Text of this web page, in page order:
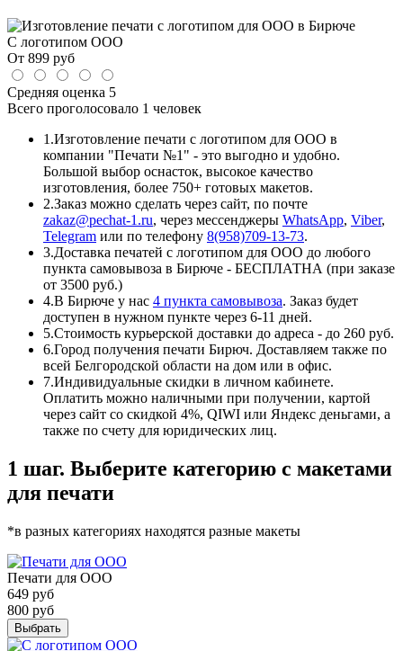
С логотипом ООО
От 899 руб
Средняя оценка 5
Всего проголосовало 1 человек
1.Изготовление печати с логотипом для ООО в
компании "Печати №1" - это выгодно и удобно.
Большой выбор оснасток, высокое качество
изготовления, более 750+ готовых макетов.
2.Заказ можно сделать через сайт, по почте
zakaz@pechat-1.ru, через мессенджеры WhatsApp, Viber,
Telegram или по телефону 8(958)709-13-73.
3.Доставка печатей с логотипом для ООО до любого
пункта самовывоза в Бирюче - БЕСПЛАТНА (при заказе
от 3500 руб.)
4.В Бирюче у нас 4 пункта самовывоза. Заказ будет
доступен в нужном пункте через 6-11 дней.
5.Стоимость курьерской доставки до адреса - до 260 руб.
6.Город получения печати Бирюч. Доставляем также по
всей Белгородской области на дом или в офис.
7.Индивидуальные скидки в личном кабинете.
Оплатить можно наличными при получении, картой
через сайт со скидкой 4%, QIWI или Яндекс деньгами, а
также по счету для юридических лиц.
1 шаг. Выберите категорию с макетами
для печати
*в разных категориях находятся разные макеты
Печати для ООО
649 руб
800 руб
Выбрать